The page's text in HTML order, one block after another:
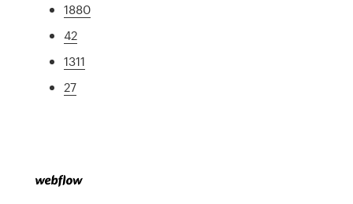
1880
42
1311
27